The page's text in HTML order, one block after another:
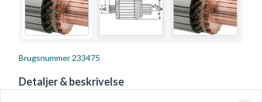
Brugsnummer 233475
Detaljer & beskrivelse